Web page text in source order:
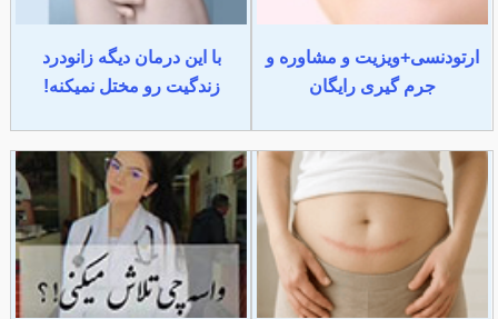
ارتودنسی+ویزیت و مشاوره و
جرم گیری رایگان
با این درمان دیگه زانودرد
زندگیت رو مختل نمیکنه!